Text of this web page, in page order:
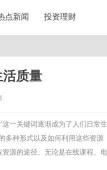
点新闻 投资理财
质量
一关键词逐渐成为了人们日常生
多种形式以及如何利用这些资源
源的途径。无论是在线课程、电